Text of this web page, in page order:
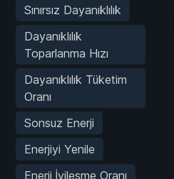
Sınırsız Dayanıklılık
Dayanıklılık
Toparlanma Hızı
Dayanıklılık Tüketim
Oranı
Sonsuz Enerji
Enerjiyi Yenile
Enerji İyileşme Oranı